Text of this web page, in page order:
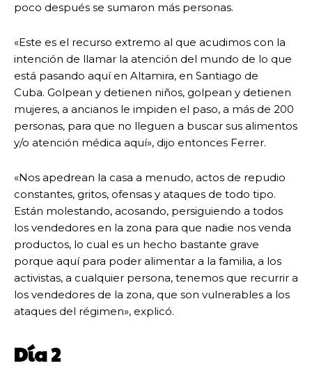
poco después se sumaron más personas.
«Este es el recurso extremo al que acudimos con la
intención de llamar la atención del mundo de lo que
está pasando aquí en Altamira, en Santiago de
Cuba. Golpean y detienen niños, golpean y detienen
mujeres, a ancianos le impiden el paso, a más de 200
personas, para que no lleguen a buscar sus alimentos
y/o atención médica aquí», dijo entonces Ferrer.
«Nos apedrean la casa a menudo, actos de repudio
constantes, gritos, ofensas y ataques de todo tipo.
Están molestando, acosando, persiguiendo a todos
los vendedores en la zona para que nadie nos venda
productos, lo cual es un hecho bastante grave
porque aquí para poder alimentar a la familia, a los
activistas, a cualquier persona, tenemos que recurrir a
los vendedores de la zona, que son vulnerables a los
ataques del régimen», explicó.
Día 2